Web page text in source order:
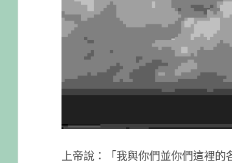
上帝說：「我與你們